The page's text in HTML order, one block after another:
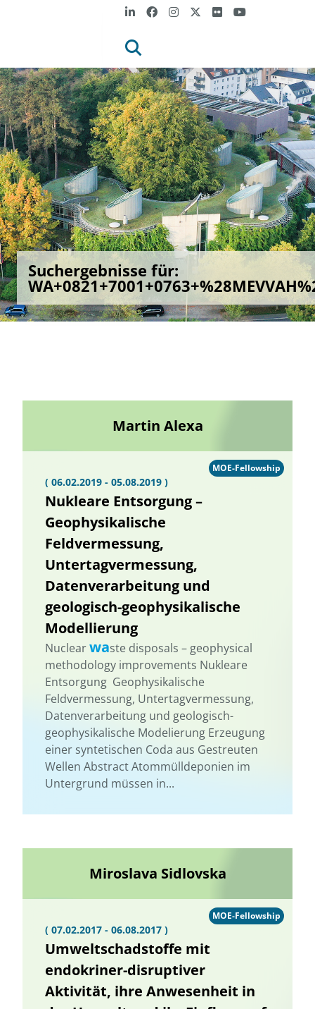
Suchergebnisse für:
Martin Alexa
( 06.02.2019 - 05.08.2019 )
Nukleare Entsorgung –
Geophysikalische
Feldvermessung,
Untertagvermessung,
Datenverarbeitung und
geologisch-geophysikalische
Modellierung
Nuclearwaste disposals – geophysical
methodology improvements Nukleare
Entsorgung  Geophysikalische
Feldvermessung, Untertagvermessung,
Datenverarbeitung und geologisch-
geophysikalische Modelierung Erzeugung
einer syntetischen Coda aus Gestreuten
Wellen Abstract Atommülldeponien im
Untergrund müssen in...
MOE-Fellowship
Miroslava Sidlovska
( 07.02.2017 - 06.08.2017 )
Umweltschadstoffe mit
endokriner-disruptiver
Aktivität, ihre Anwesenheit in
MOE-Fellowship